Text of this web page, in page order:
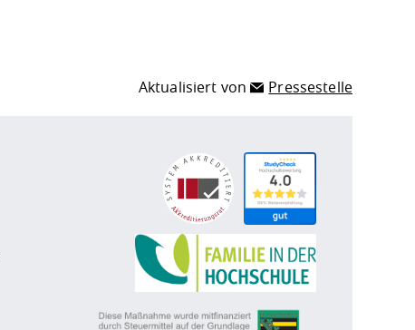
Aktualisiert von Pressestelle